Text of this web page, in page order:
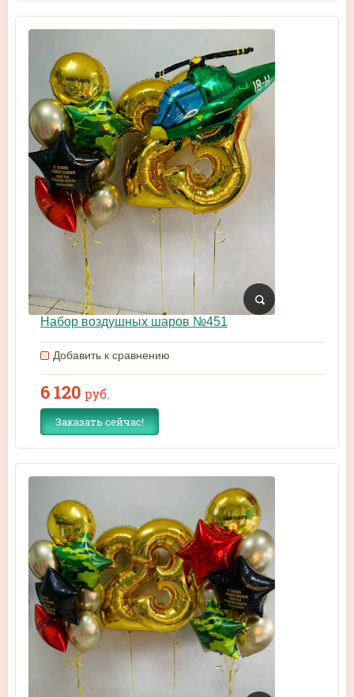
Набор воздушных шаров №451
Добавить к сравнению
6 120 руб.
Заказать сейчас!